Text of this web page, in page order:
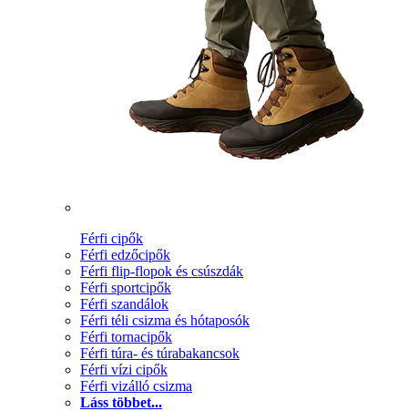
Férfi cipők
Férfi edzőcipők
Férfi flip-flopok és csúszdák
Férfi sportcipők
Férfi szandálok
Férfi téli csizma és hótaposók
Férfi tornacipők
Férfi túra- és túrabakancsok
Férfi vízi cipők
Férfi vizálló csizma
Láss többet...